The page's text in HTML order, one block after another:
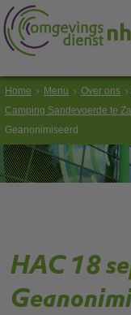
Home Menu Over ons
Camping Sandevoerde te
Geanonimiseerd
HAC 18